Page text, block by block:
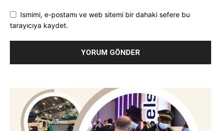
Ismimi, e-postamı ve web sitemi bir dahaki sefere bu
tarayıcıya kaydet.